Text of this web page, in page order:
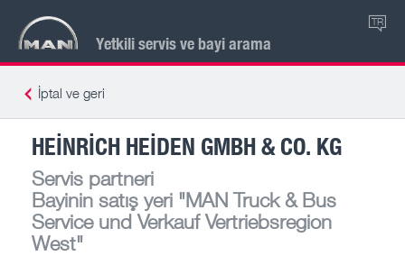
Yetkili servis ve bayi arama
TR
İptal ve geri
HEINRICH HEIDEN GMBH & CO. KG
Servis partneri
Bayinin satış yeri "MAN Truck & Bus
Service und Verkauf Vertriebsregion
West"